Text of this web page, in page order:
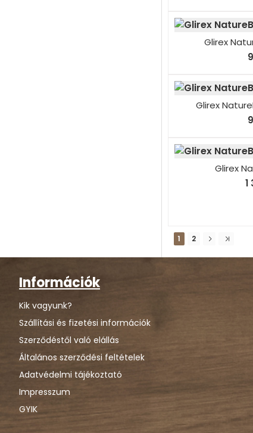
Glirex
Glirex
Glirex
1 2
Információk
Kik vagyunk?
Szállítási és fizetési információk
Szerződéstől való elállás
Általános szerződési feltételek
Adatvédelmi tájékoztató
Impresszum
GYIK